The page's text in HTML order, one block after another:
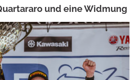
und eine Widmung